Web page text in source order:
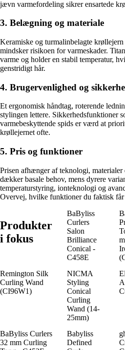
jævn varmefordeling sikrer ensartede
3. Belægning og materiale
Keramiske og turmalinbelagte
mindsker risikoen for varme­skader.
varme og holder en stabil temperatur,
genstridigt hår.
4. Brugervenlighed og
Et ergonomisk håndtag, roterende
stylingen lettere. Sikkerhedsfunktioner
varmebeskyttende spids er værd at
krøllejernet ofte.
5. Pris og funktioner
Prisen afhænger af teknologi,
dækker basale behov, mens dyrere
temperaturstyring, ionteknologi og
Overvej, hvilke funktioner du faktisk
Produkter
i fokus
BaByliss
Curlers
Salon
Brilliance
Conical -
C458E
Remington Silk
Curling Wand
(CI96W1)
NICMA
Styling
Conical
Curling
Wand (14-
25mm)
BaByliss Curlers
32 mm Curling
Babyliss
Defined